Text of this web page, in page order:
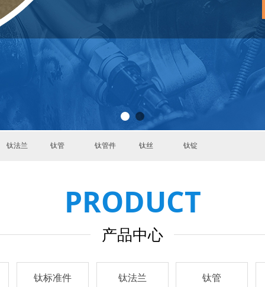
钛法兰 钛管 钛管件 钛丝 钛锭
PRODUCT
产品中心
钛标准件 钛法兰 钛管